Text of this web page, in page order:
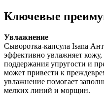
Ключевые
Увлажнение
Сыворотка-капсула Isana
эффективно увлажняет
поддержания упругости и
может привести к
увлажнение помогает
мелких линий и морщин.